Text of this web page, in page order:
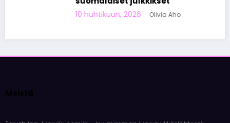
10 huhtikuun, 2026 Olivia Aho
Meistä